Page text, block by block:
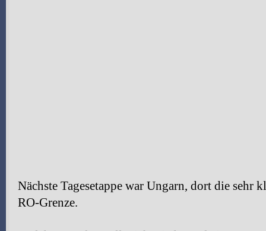
Nächste Tagesetappe war Ungarn, dort die sehr
RO-Grenze.